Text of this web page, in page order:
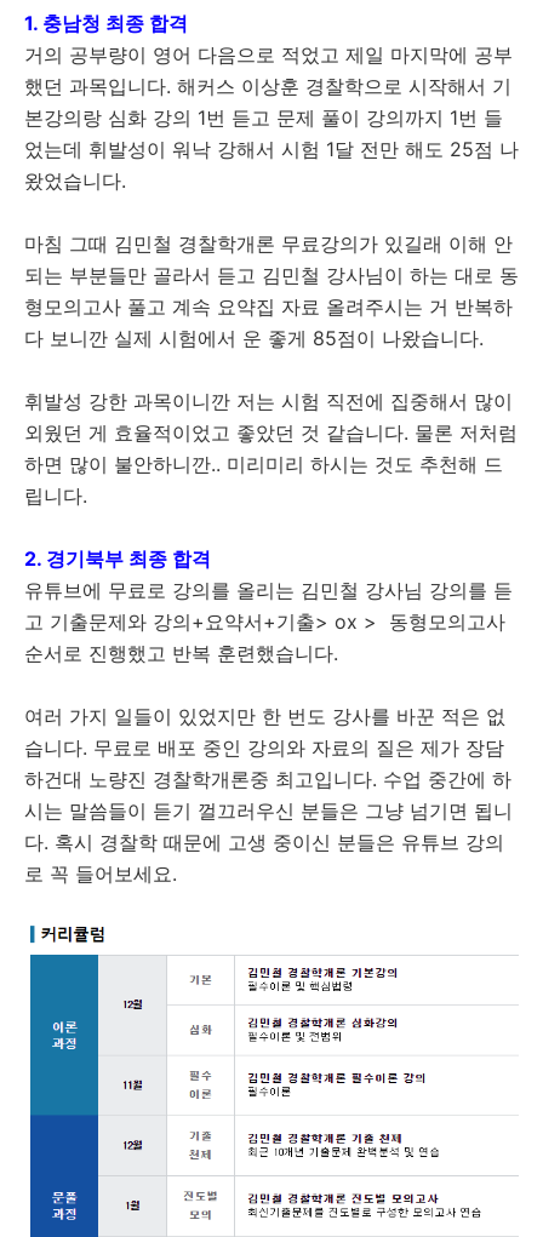
1. 충남청 최종 합격
거의 공부량이 영어 다음으로 적었고 제일 마지막에 공부
했던 과목입니다. 해커스 이상훈 경찰학으로 시작해서 기
본강의랑 심화 강의 1번 듣고 문제 풀이 강의까지 1번 들
었는데 휘발성이 워낙 강해서 시험 1달 전만 해도 25점 나
왔었습니다.
마침 그때 김민철 경찰학개론 무료강의가 있길래 이해 안
되는 부분들만 골라서 듣고 김민철 강사님이 하는 대로 동
형모의고사 풀고 계속 요약집 자료 올려주시는 거 반복하
다 보니깐 실제 시험에서 운 좋게 85점이 나왔습니다.
휘발성 강한 과목이니깐 저는 시험 직전에 집중해서 많이
외웠던 게 효율적이었고 좋았던 것 같습니다. 물론 저처럼
하면 많이 불안하니깐.. 미리미리 하시는 것도 추천해 드
립니다.
2. 경기북부 최종 합격
유튜브에 무료로 강의를 올리는 김민철 강사님 강의를 듣
고 기출문제와 강의+요약서+기출> ox > 동형모의고사
순서로 진행했고 반복 훈련했습니다.
여러 가지 일들이 있었지만 한 번도 강사를 바꾼 적은 없
습니다. 무료로 배포 중인 강의와 자료의 질은 제가 장담
하건대 노량진 경찰학개론중 최고입니다. 수업 중간에 하
시는 말씀들이 듣기 껄끄러우신 분들은 그냥 넘기면 됩니
다. 혹시 경찰학 때문에 고생 중이신 분들은 유튜브 강의
로 꼭 들어보세요.